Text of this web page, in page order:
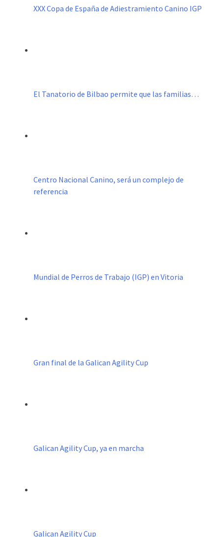
XXX Copa de España de Adiestramiento Canino IGP
El Tanatorio de Bilbao permite que las familias…
Centro Nacional Canino, será un complejo de
referencia
Mundial de Perros de Trabajo (IGP) en Vitoria
Gran final de la Galican Agility Cup
Galican Agility Cup, ya en marcha
Galican Agility Cup